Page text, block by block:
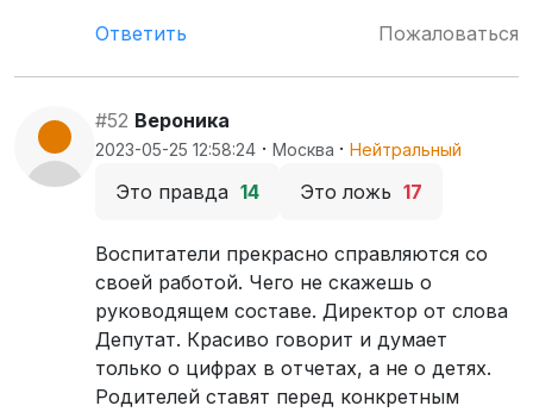
Ответить
Пожаловаться
#52 Вероника
2023-05-25 12:58:24 · Москва · Нейтральный
Это правда 14 Это ложь 17
Воспитатели прекрасно справляются со
своей работой. Чего не скажешь о
руководящем составе. Директор от слова
Депутат. Красиво говорит и думает
только о цифрах в отчетах, а не о детях.
Родителей ставят перед конкретным